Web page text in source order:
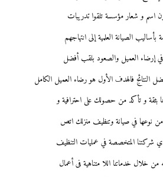
اسم و شعار مؤسسة تلقوا تدريبات
الصيانة العلمية إلى انتهاجهم
إرضاء العميل والصعود بلقب أفضل
النتائج فالهدف الأول هو رضاء العميل الكامل
بثقة و تأكد من حصولك على احترافية و
نوعها في صيانة وتنظيف منزلك اتص
شركتنا المتخصصة في عمليات التنظيف
من خلال خدماتنا اللا متناهية فى أعمال